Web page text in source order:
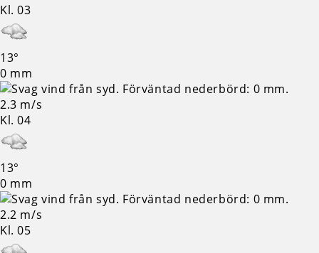
Kl. 03
13°
0 mm
2.3 m/s
Kl. 04
13°
0 mm
2.2 m/s
Kl. 05